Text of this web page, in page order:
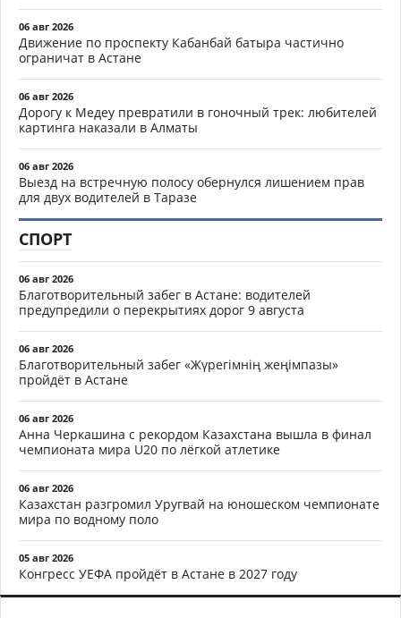
06 авг 2026
Движение по проспекту Кабанбай батыра частично
ограничат в Астане
06 авг 2026
Дорогу к Медеу превратили в гоночный трек: любителей
картинга наказали в Алматы
06 авг 2026
Выезд на встречную полосу обернулся лишением прав
для двух водителей в Таразе
СПОРТ
06 авг 2026
Благотворительный забег в Астане: водителей
предупредили о перекрытиях дорог 9 августа
06 авг 2026
Благотворительный забег «Жүрегімнің жеңімпазы»
пройдёт в Астане
06 авг 2026
Анна Черкашина с рекордом Казахстана вышла в финал
чемпионата мира U20 по лёгкой атлетике
06 авг 2026
Казахстан разгромил Уругвай на юношеском чемпионате
мира по водному поло
05 авг 2026
Конгресс УЕФА пройдёт в Астане в 2027 году